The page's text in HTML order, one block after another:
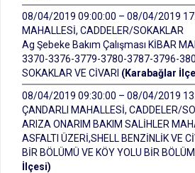
08/04/2019 09:00:00 – 08/04/2019
MAHALLESİ, CADDELER/SOKAKLAR
Ag Şebeke Bakım Çalışması KİBAR
3370-3376-3779-3780-3787-3796-
SOKAKLAR VE CİVARI (Karabağlar
08/04/2019 09:30:00 – 08/04/2019
ÇANDARLI MAHALLESİ, CADDELER/
ARIZA ONARIM BAKIM SALİHLER
ASFALTI ÜZERİ,SHELL BENZİNLİK VE
BİR BÖLÜMÜ VE KÖY YOLU BİR
İlçesi)